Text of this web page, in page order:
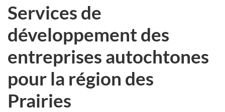
Services de
développement des
entreprises autochtones
pour la région des
Prairies